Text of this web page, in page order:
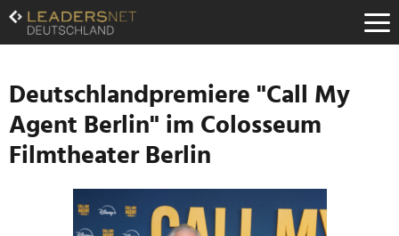
Zum
Inhalt
Zur
Navigation
Zur
Hauptnavigation
Deutschlandpremiere "Call My
Agent Berlin" im Colosseum
Filmtheater Berlin